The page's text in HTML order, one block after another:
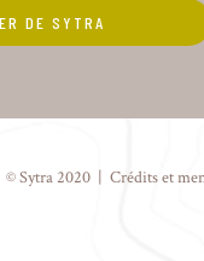
© Sytra 2020 | Crédits et